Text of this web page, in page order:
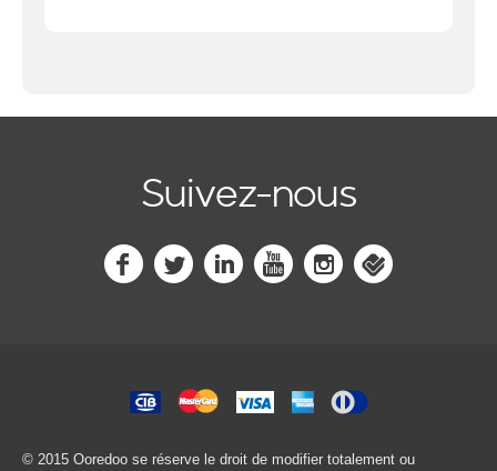
Suivez-nous
© 2015 Ooredoo se réserve le droit de modifier totalement ou